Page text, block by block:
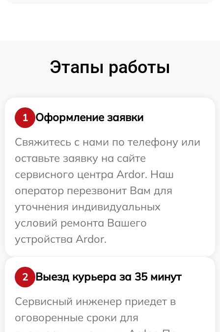
Этапы работы
1
Оформление заявки
Свяжитесь с нами по телефону или
оставьте заявку на сайте
сервисного центра Ardor. Наш
оператор перезвонит Вам для
уточнения индивидуальных
условий ремонта Вашего
устройства Ardor.
2
Выезд курьера за 35 минут
Сервисный инженер приедет в
оговоренные сроки для